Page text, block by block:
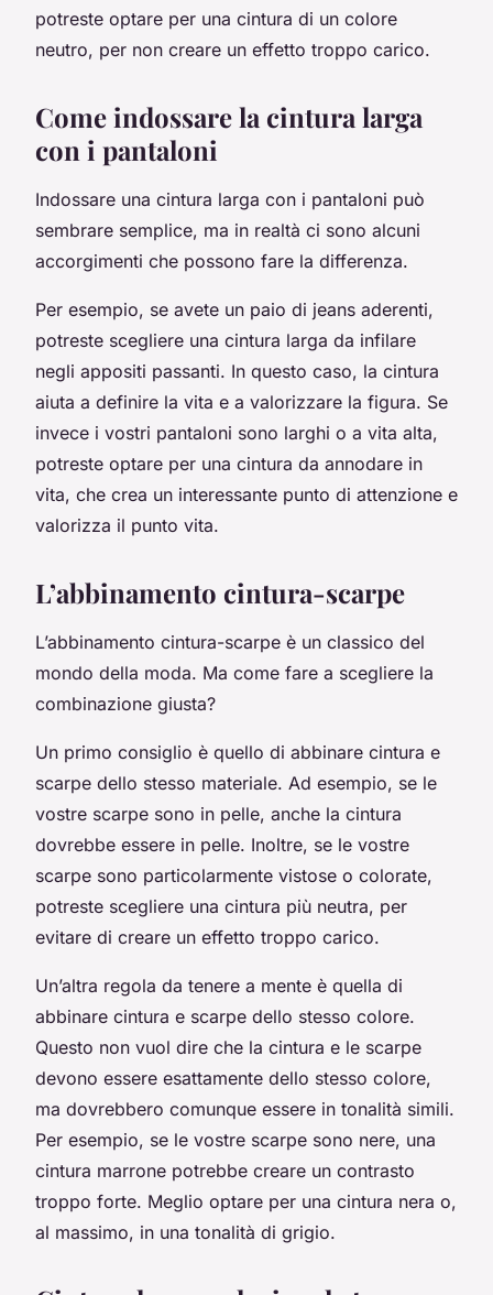
potreste optare per una cintura di un colore
neutro, per non creare un effetto troppo carico.
Come indossare la cintura larga
con i pantaloni
Indossare una cintura larga con i pantaloni può
sembrare semplice, ma in realtà ci sono alcuni
accorgimenti che possono fare la differenza.
Per esempio, se avete un paio di jeans aderenti,
potreste scegliere una cintura larga da infilare
negli appositi passanti. In questo caso, la cintura
aiuta a definire la vita e a valorizzare la figura. Se
invece i vostri pantaloni sono larghi o a vita alta,
potreste optare per una cintura da annodare in
vita, che crea un interessante punto di attenzione e
valorizza il punto vita.
L’abbinamento cintura-scarpe
L’abbinamento cintura-scarpe è un classico del
mondo della moda. Ma come fare a scegliere la
combinazione giusta?
Un primo consiglio è quello di abbinare cintura e
scarpe dello stesso materiale. Ad esempio, se le
vostre scarpe sono in pelle, anche la cintura
dovrebbe essere in pelle. Inoltre, se le vostre
scarpe sono particolarmente vistose o colorate,
potreste scegliere una cintura più neutra, per
evitare di creare un effetto troppo carico.
Un’altra regola da tenere a mente è quella di
abbinare cintura e scarpe dello stesso colore.
Questo non vuol dire che la cintura e le scarpe
devono essere esattamente dello stesso colore,
ma dovrebbero comunque essere in tonalità simili.
Per esempio, se le vostre scarpe sono nere, una
cintura marrone potrebbe creare un contrasto
troppo forte. Meglio optare per una cintura nera o,
al massimo, in una tonalità di grigio.